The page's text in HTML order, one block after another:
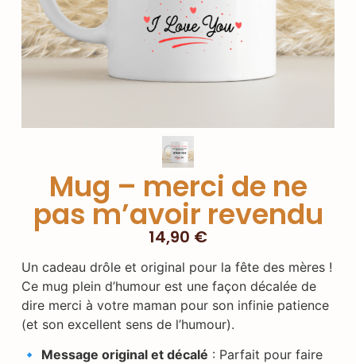
Mug – merci de ne
pas m’avoir revendu
14,90 €
Un cadeau drôle et original pour la fête des mères !
Ce mug plein d’humour est une façon décalée de
dire merci à votre maman pour son infinie patience
(et son excellent sens de l’humour).
🔹 Message original et décalé : Parfait pour faire